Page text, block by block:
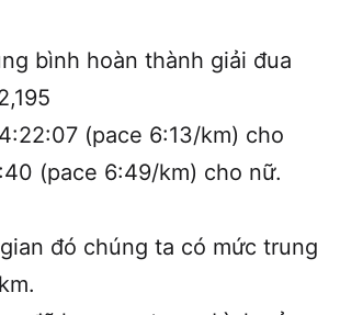
bình hoàn thành giải đua
(pace 6:13/km) cho
(pace 6:49/km) cho nữ.
đó chúng ta có mức trung